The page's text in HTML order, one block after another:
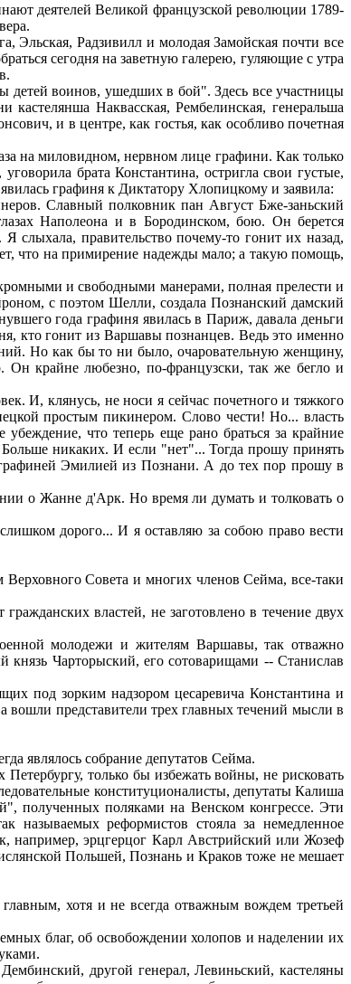
деятелей Великой французской революции 1789-
Эльская, Радзивилл и молодая Замойская почти все
сегодня на заветную галерею, гуляющие с утра
детей воинов, ушедших в бой". Здесь все участницы
Наквасская, Рембелинская, генеральша
и в центре, как гостья, как особливо почетная
на миловидном, нервном лице графини. Как только
брата Константина, остригла свои густые,
графиня к Диктатору Хлопицкому и заявила:
Славный полковник пан Август Бже-заньский
Наполеона и в Бородинском, бою. Он берется
слыхала, правительство почему-то гонит их назад,
что на примирение надежды мало; а такую помощь,
и свободными манерами, полная прелести и
с поэтом Шелли, создала Познанский дамский
года графиня явилась в Париж, давала деньги
кто гонит из Варшавы познанцев. Ведь это именно
Но как бы то ни было, очаровательную женщину,
Он крайне любезно, по-французски, так же бегло и
И, клянусь, не носи я сейчас почетного и тяжкого
простым пикинером. Слово чести! Но... власть
что теперь еще рано браться за крайние
никаких. И если "нет"... Тогда прошу принять
Эмилией из Познани. А до тех пор прошу в
о Жанне д'Арк. Но время ли думать и толковать о
дорого... И я оставляю за собою право вести
Совета и многих членов Сейма, все-таки
властей, не заготовлено в течение двух
молодежи и жителям Варшавы, так отважно
Чарторыский, его сотоварищами -- Станислав
под зорким надзором цесаревича Константина и
вошли представители трех главных течений мысли в
являлось собрание депутатов Сейма.
только бы избежать войны, не рисковать
конституционалисты, депутаты Калиша
полученных поляками на Венском конгрессе. Эти
называемых реформистов стояла за немедленное
например, эрцгерцог Карл Австрийский или Жозеф
Польшей, Познань и Краков тоже не мешает
хотя и не всегда отважным вождем третьей
благ, об освобождении холопов и наделении их
другой генерал, Левиньский, кастеляны